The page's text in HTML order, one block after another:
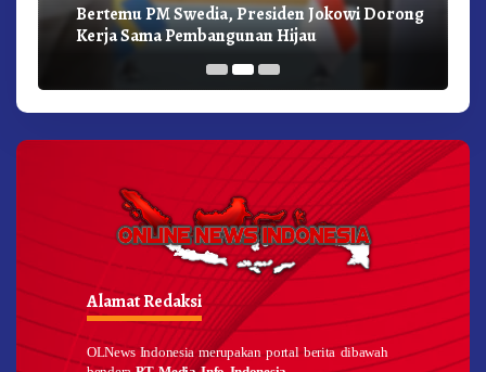
Bertemu PM Swedia, Presiden Jokowi Dorong
Kerja Sama Pembangunan Hijau
Alamat Redaksi
OLNews Indonesia merupakan portal berita dibawah